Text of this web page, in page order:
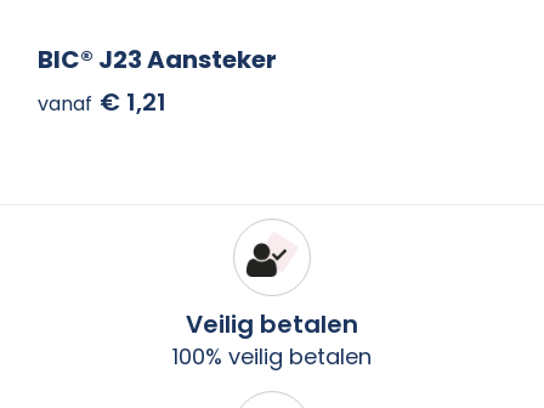
BIC® J23 Aansteker
vanaf € 1,21
Veilig betalen
100% veilig betalen